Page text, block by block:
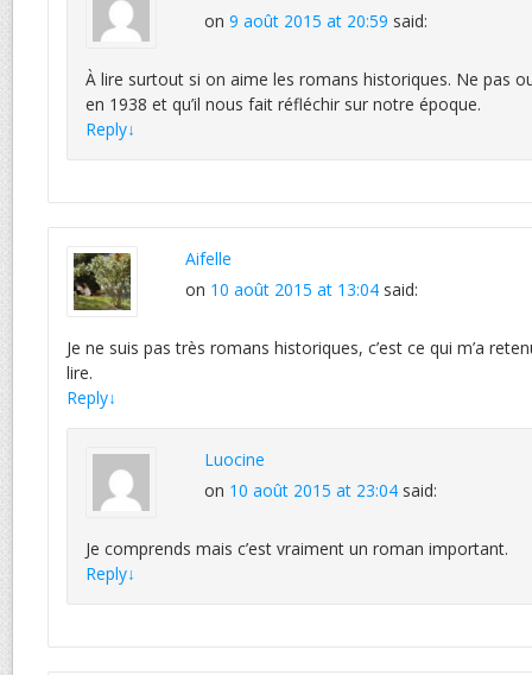
on 9 août 2015 at 20:59 said:
À lire surtout si on aime les romans historiques. Ne pas
en 1938 et qu’il nous fait réfléchir sur notre époque.
Reply↓
Aifelle
on 10 août 2015 at 13:04 said:
Je ne suis pas très romans historiques, c’est ce qui m’a
lire.
Reply↓
Luocine
on 10 août 2015 at 23:04 said:
Je comprends mais c’est vraiment un roman important.
Reply↓